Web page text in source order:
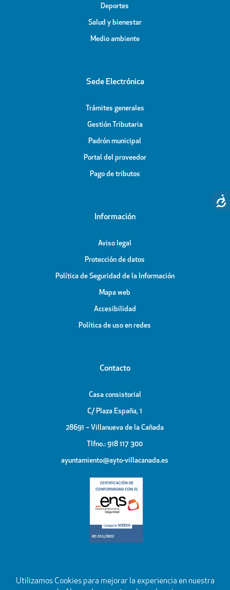
Deportes
Salud y bienestar
Medio ambiente
Sede Electrónica
Trámites generales
Gestión Tributaria
Padrón municipal
Portal del proveedor
Pago de tributos
Información
Aviso legal
Protección de datos
Política de Seguridad de la Información
Mapa web
Accesibilidad
Política de uso en redes
Contacto
Casa consistorial
C/ Plaza España, 1
28691 – Villanueva de la Cañada
Tlfno.: 918 117 300
ayuntamiento@ayto-villacanada.es